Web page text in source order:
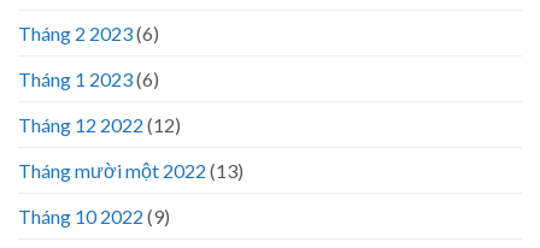
Tháng 2 2023(6)
Tháng 1 2023(6)
Tháng 12 2022 (12)
Tháng mười một 2022 (13)
Tháng 10 2022 (9)